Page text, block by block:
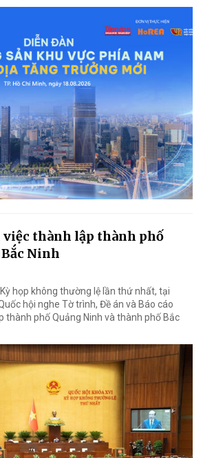
việc thành lập thành phố
Ninh
họp không thường lệ lần thứ nhất, tại
hội nghe Tờ trình, Đề án và Báo cáo
thành phố Quảng Ninh và thành phố Bắc